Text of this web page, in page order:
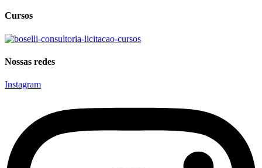
Cursos
Nossas redes
Instagram